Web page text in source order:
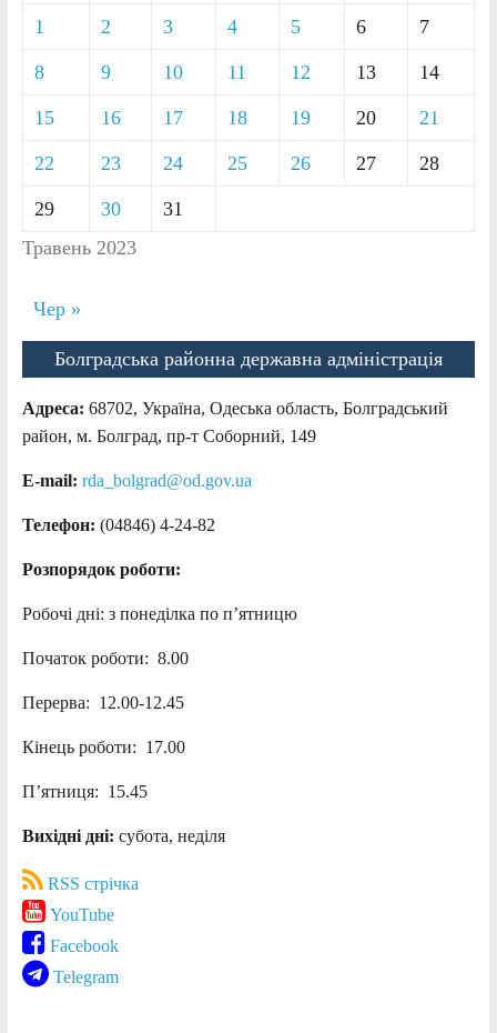
Травень 2023
1 2 3 4 5 6 7
8 9 10 11 12 13 14
15 16 17 18 19 20 21
22 23 24 25 26 27 28
29 30 31
Чер »
Болградська районна державна адміністрація
Адреса: 68702, Україна, Одеська область, Болградський
район, м. Болград, пр-т Соборний, 149
E-mail: rda_bolgrad@od.gov.ua
Телефон: (04846) 4-24-82
Розпорядок роботи:
Робочі дні: з понеділка по п’ятницю
Початок роботи: 8.00
Перерва: 12.00-12.45
Кінець роботи: 17.00
П’ятниця: 15.45
Вихідні дні: субота, неділя
RSS стрічка
YouTube
Facebook
Telegram